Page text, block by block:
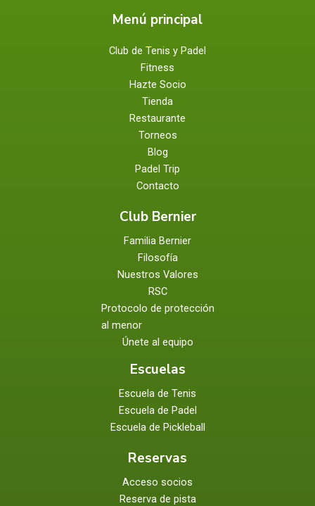
Menú principal
Club de Tenis y Padel
Fitness
Hazte Socio
Tienda
Restaurante
Torneos
Blog
Padel Trip
Contacto
Club Bernier
Familia Bernier
Filosofía
Nuestros Valores
RSC
Protocolo de protección
al menor
Únete al equipo
Escuelas
Escuela de Tenis
Escuela de Padel
Escuela de Pickleball
Reservas
Acceso socios
Reserva de pista